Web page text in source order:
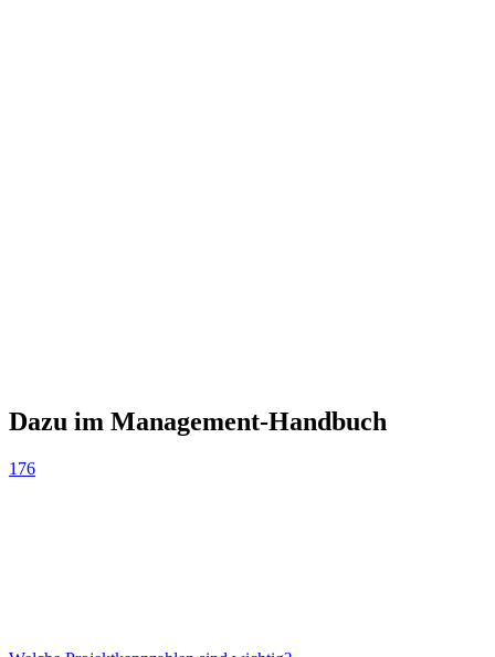
Dazu im Management-Handbuch
176